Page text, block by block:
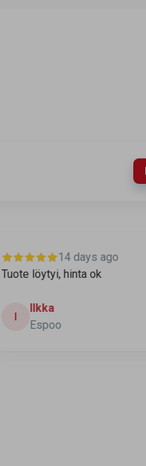
14 days ago
Tuote löytyi, hinta ok
Ilkka
Espoo